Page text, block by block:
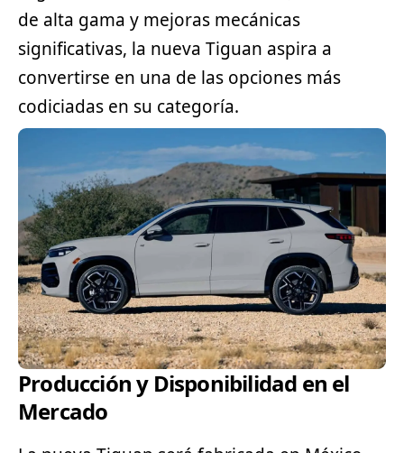
de alta gama y mejoras mecánicas
significativas, la nueva Tiguan aspira a
convertirse en una de las opciones más
codiciadas en su categoría.
Producción y Disponibilidad en el
Mercado